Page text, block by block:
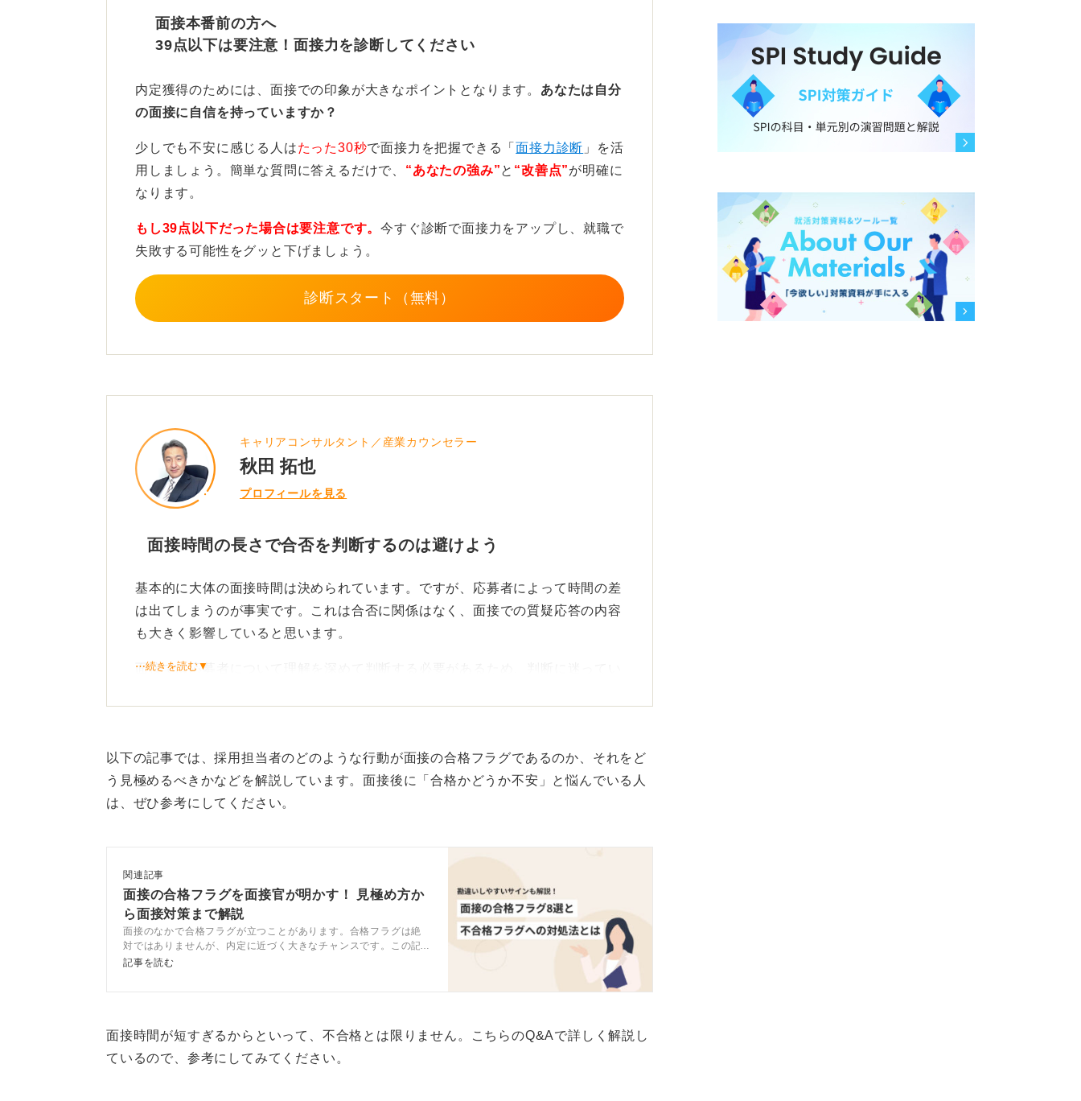
時間よりも内容の手応えを！ 冷静に面接を振り返ろう
質疑応答の内容や手応えを振り返るほうが建設的です。
「会話は弾んだか」「自分の思いを伝えきれたか」「相手の話にしっかり耳を傾
けられたか」など、面接の質を思い返してみましょう。
特に中小企業などでは時間は柔軟に変動することが普通なので、あまり神経質に
なる必要はありません。
0
面接本番前の方へ
39点以下は要注意！面接力を診断してください
内定獲得のためには、面接での印象が大きなポイントとなります。 あなたは自分
の面接に自信を持っていますか？
少しでも不安に感じる人はたった30秒で面接力を把握できる「面接力診断 」を活
用しましょう。簡単な質問に答えるだけで、 “あなたの強み”と “改善点”が明確に
なります。
もし39点以下だった場合は要注意です。今すぐ診断で面接力をアップし、就職で
失敗する可能性をグッと下げましょう。
診断スタート（無料）
キャリアコンサルタント／産業カウンセラー
秋田 拓也
プロフィールを見る
面接時間の長さで合否を判断するのは避けよう
基本的に大体の面接時間は決められています。ですが、応募者によって時間の差
は出てしまうのが事実です。これは合否に関係はなく、面接での質疑応答の内容
も大きく影響していると思います。
面接では応募者について理解を深めて判断する必要があるため、判断に迷ってい
質問内容や面接官のスタイルで時間の差は自然に生まれる
実際に面接の場面では時間通りに進まないことも多いため、あまり時間の長さで
募者に教えてあげたい思いから長時間話す人もいるのです。このように、誰が担
当する面接かによって違いも出てくるでしょう。
面接時間の調整も考慮するため、質問の回答の一つひとつが短いとそれだけ質問
や深掘りも多くなります。面接時間の長さによって合否など気になるとは思いま
0
⋯続きを読む▼
以下の記事では、採用担当者のどのような行動が面接の合格フラグであるのか、それをど
う見極めるべきかなどを解説しています。面接後に「合格かどうか不安」と悩んでいる人
は、ぜひ参考にしてください。
関連記事
面接の合格フラグを面接官が明かす！ 見極め方か
ら面接対策まで解説
面接のなかで合格フラグが立つことがあります。合格フラグは絶
対ではありませんが、内定に近づく大きなチャンスです。この記
事では、面接でよくある合格・不合格フラグや、フラグを感じた
記事を読む
面接時間が短すぎるからといって、不合格とは限りません。こちらのQ&Aで詳しく解説し
ているので、参考にしてみてください。